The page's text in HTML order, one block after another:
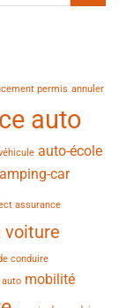
permis annuler
auto
auto-école
car
assurance
voiture
conduire
mobilité